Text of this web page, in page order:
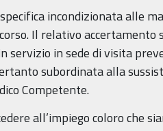
incondizionata alle
Il relativo
servizio in sede di visita
subordinata alla
Competente.
all’impiego coloro che